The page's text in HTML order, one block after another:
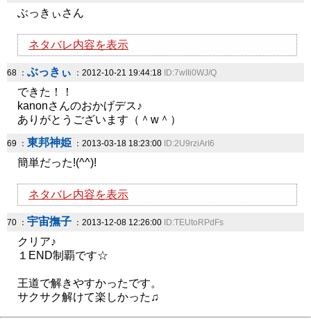
ぶっきぃさん
ネタバレ内容を表示
68 ： ぶっきぃ ：2012-10-21 19:44:18 ID:7wIIi0WJ/Q
できた！！
kanonさんのおかげデス♪
ありがとうございます（＾w＾）
69 ： 東邦神姫 ：2013-03-18 18:23:00 ID:2U9rziArI6
簡単だった!(^^)!
ネタバレ内容を表示
70 ： 宇宙撫子 ：2013-12-08 12:26:00 ID:TEUtoRPdFs
クリア♪
１END制覇です☆
王道で解きやすかったです。
サクサク解けて楽しかった♫